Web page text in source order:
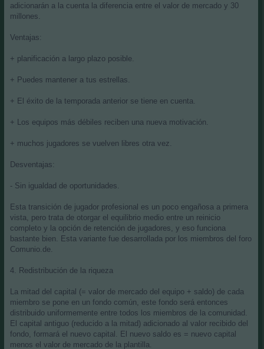
adicionarán a la cuenta la diferencia entre el valor de mercado y 30
millones.
Ventajas:
+ planificación a largo plazo posible.
+ Puedes mantener a tus estrellas.
+ El éxito de la temporada anterior se tiene en cuenta.
+ Los equipos más débiles reciben una nueva motivación.
+ muchos jugadores se vuelven libres otra vez.
Desventajas:
- Sin igualdad de oportunidades.
Esta transición de jugador profesional es un poco engañosa a primera
vista, pero trata de otorgar el equilibrio medio entre un reinicio
completo y la opción de retención de jugadores, y eso funciona
bastante bien. Esta variante fue desarrollada por los miembros del foro
Comunio.de.
4. Redistribución de la riqueza
La mitad del capital (= valor de mercado del equipo + saldo) de cada
miembro se pone en un fondo común, este fondo será entonces
distribuido uniformemente entre todos los miembros de la comunidad.
El capital antiguo (reducido a la mitad) adicionado al valor recibido del
fondo, formará el nuevo capital. El nuevo saldo es = nuevo capital
menos el valor de mercado de la plantilla.